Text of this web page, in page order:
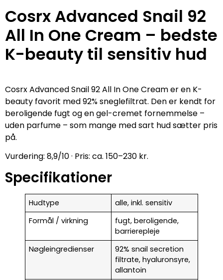
Cosrx Advanced Snail 92
All In One Cream – bedste
K-beauty til sensitiv hud
Cosrx Advanced Snail 92 All In One Cream er en K-
beauty favorit med 92% sneglefiltrat. Den er kendt for
beroligende fugt og en gel-cremet fornemmelse –
uden parfume – som mange med sart hud sætter pris
på.
Vurdering: 8,9/10 · Pris: ca. 150–230 kr.
Specifikationer
Hudtype
alle, inkl. sensitiv
Formål / virkning
fugt, beroligende,
barrierepleje
Nøgleingredienser
92% snail secretion
filtrate, hyaluronsyre,
allantoin